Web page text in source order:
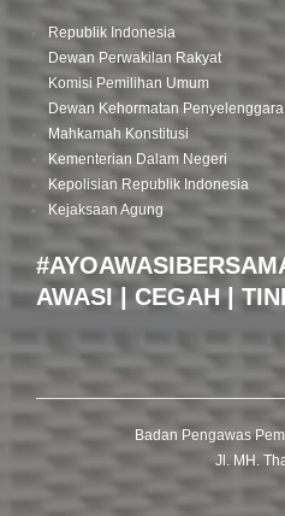
Republik Indonesia
Dewan Perwakilan Rakyat
Komisi Pemilihan Umum
Dewan Kehormatan
Mahkamah Konstitusi
Kementerian Dalam Negeri
Kepolisian Republik Indonesia
Kejaksaan Agung
AWASI | CEGAH |
Badan Pengawas
Jl. MH.